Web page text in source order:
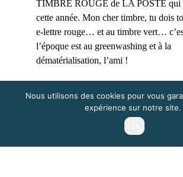
TIMBRE ROUGE de LA POSTE qui
cette année. Mon cher timbre, tu dois
e-lettre rouge… et au timbre vert…
l’époque est au greenwashing et à la
dématérialisation, l’ami !
Nous utilisons des cookies pour vous
expérience sur notre site.